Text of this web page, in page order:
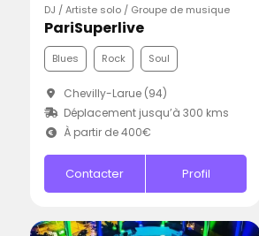
DJ / Artiste solo / Groupe de musique
PariSuperlive
Blues Rock Soul
Chevilly-Larue (94)
Déplacement jusqu’à 300 kms
À partir de 400€
Contacter Profil